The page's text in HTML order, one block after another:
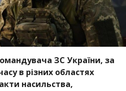
ЗС України, за
в різних областях
насильства,